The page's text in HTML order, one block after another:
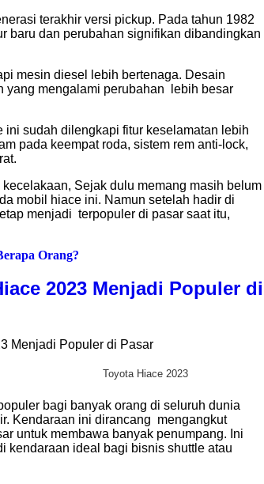
terakhir versi pickup. Pada tahun 1982
baru dan perubahan signifikan dibandingkan
mesin diesel lebih bertenaga. Desain
yang mengalami perubahan lebih besar
ini sudah dilengkapi fitur keselamatan lebih
pada keempat roda, sistem rem anti-lock,
Sejak dulu memang masih belum
mobil hiace ini. Namun setelah hadir di
menjadi terpopuler di pasar saat itu,
Orang?
2023 Menjadi Populer di
Toyota Hiace 2023
bagi banyak orang di seluruh dunia
Kendaraan ini dirancang mengangkut
untuk membawa banyak penumpang. Ini
kendaraan ideal bagi bisnis shuttle atau